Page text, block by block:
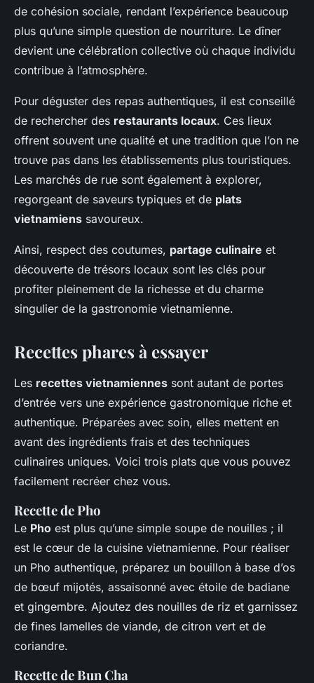
de cohésion sociale, rendant l’expérience beaucoup
plus qu’une simple question de nourriture. Le dîner
devient une célébration collective où chaque individu
contribue à l’atmosphère.
Pour déguster des repas authentiques, il est conseillé
de rechercher des restaurants locaux. Ces lieux
offrent souvent une qualité et une tradition que l’on ne
trouve pas dans les établissements plus touristiques.
Les marchés de rue sont également à explorer,
regorgeant de saveurs typiques et de plats
vietnamiens savoureux.
Ainsi, respect des coutumes, partage culinaire et
découverte de trésors locaux sont les clés pour
profiter pleinement de la richesse et du charme
singulier de la gastronomie vietnamienne.
Recettes phares à essayer
Les recettes vietnamiennes sont autant de portes
d’entrée vers une expérience gastronomique riche et
authentique. Préparées avec soin, elles mettent en
avant des ingrédients frais et des techniques
culinaires uniques. Voici trois plats que vous pouvez
facilement recréer chez vous.
Recette de Pho
Le Pho est plus qu’une simple soupe de nouilles ; il
est le cœur de la cuisine vietnamienne. Pour réaliser
un Pho authentique, préparez un bouillon à base d’os
de bœuf mijotés, assaisonné avec étoile de badiane
et gingembre. Ajoutez des nouilles de riz et garnissez
de fines lamelles de viande, de citron vert et de
coriandre.
Recette de Bun Cha